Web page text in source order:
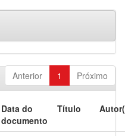
Anterior 1 Próximo
Data do
documento
Título